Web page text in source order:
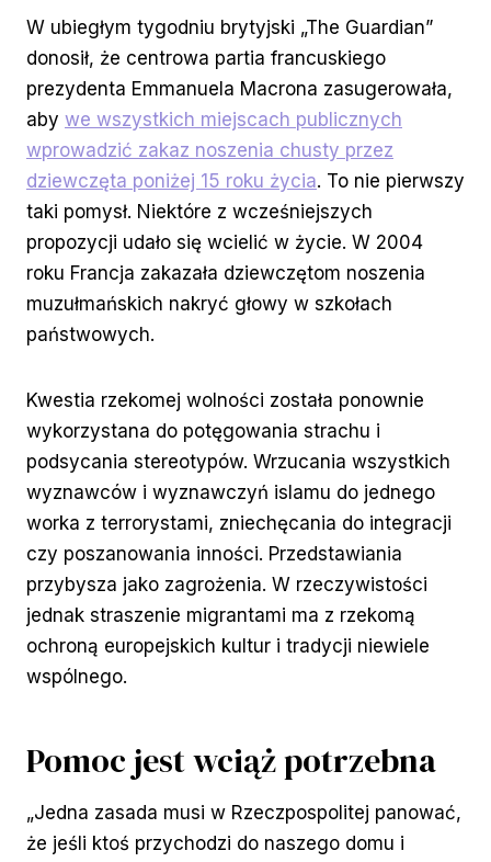
W ubiegłym tygodniu brytyjski „The Guardian”
donosił, że centrowa partia francuskiego
prezydenta Emmanuela Macrona zasugerowała,
aby we wszystkich miejscach publicznych
wprowadzić zakaz noszenia chusty przez
dziewczęta poniżej 15 roku życia. To nie pierwszy
taki pomysł. Niektóre z wcześniejszych
propozycji udało się wcielić w życie. W 2004
roku Francja zakazała dziewczętom noszenia
muzułmańskich nakryć głowy w szkołach
państwowych.
Kwestia rzekomej wolności została ponownie
wykorzystana do potęgowania strachu i
podsycania stereotypów. Wrzucania wszystkich
wyznawców i wyznawczyń islamu do jednego
worka z terrorystami, zniechęcania do integracji
czy poszanowania inności. Przedstawiania
przybysza jako zagrożenia. W rzeczywistości
jednak straszenie migrantami ma z rzekomą
ochroną europejskich kultur i tradycji niewiele
wspólnego.
Pomoc jest wciąż potrzebna
„Jedna zasada musi w Rzeczpospolitej panować,
że jeśli ktoś przychodzi do naszego domu i